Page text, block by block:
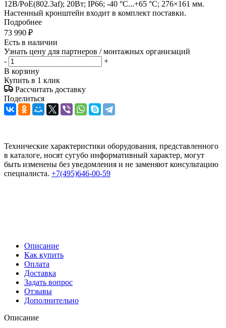
12В/PoE(802.3af); 20Вт; IP66; -40 °C...+65 °C; 276×161 мм.
Настенный кронштейн входит в комплект поставки.
Подробнее
73 990 ₽
Есть в наличии
Узнать цену для партнеров / монтажных организаций
-
+
В корзину
Купить в 1 клик
Рассчитать доставку
Поделиться
Технические характеристики оборудования, представленного
в каталоге, носят сугубо информативный характер, могут
быть изменены без уведомления и не заменяют консультацию
специалиста. +7(495)646-00-59
Описание
Как купить
Оплата
Доставка
Задать вопрос
Отзывы
Дополнительно
Описание